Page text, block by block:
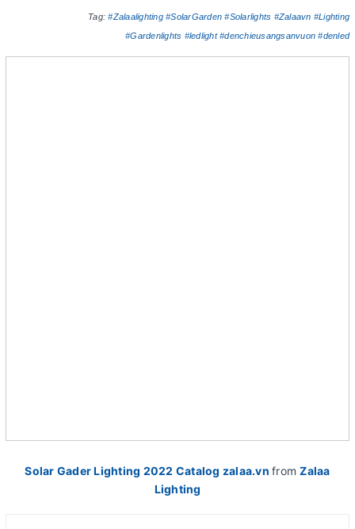
Tag:#Zalaalighting #SolarGarden #Solarlights #Zalaavn #Lighting
#Gardenlights #ledlight #denchieusangsanvuon #denled
Solar Gader Lighting 2022 Catalog zalaa.vn fromZalaa
Lighting